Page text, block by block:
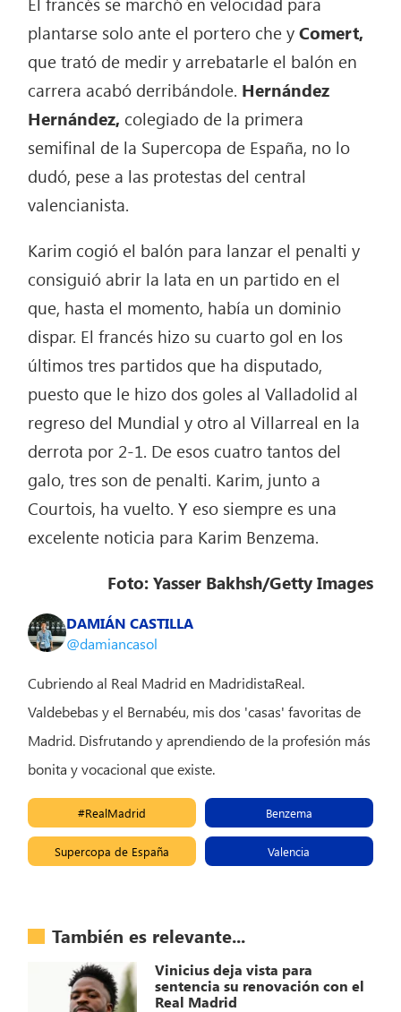
plantarse solo ante el portero che yComert,
que trató de medir y arrebatarle el balón en
carrera acabó derribándole. Hernández
Hernández, colegiado de la primera
semifinal de la Supercopa de España, no lo
dudó, pese a las protestas del central
valencianista.
Karim cogió el balón para lanzar el penalti y
consiguió abrir la lata en un partido en el
que, hasta el momento, había un dominio
dispar. El francés hizo su cuarto gol en los
últimos tres partidos que ha disputado,
puesto que le hizo dos goles al Valladolid al
regreso del Mundial y otro al Villarreal en la
derrota por 2-1. De esos cuatro tantos del
galo, tres son de penalti. Karim, junto a
Courtois, ha vuelto. Y eso siempre es una
excelente noticia para Karim Benzema.
Foto: Yasser Bakhsh/Getty Images
DAMIÁN CASTILLA
@damiancasol
Cubriendo al Real Madrid en MadridistaReal.
Valdebebas y el Bernabéu, mis dos 'casas' favoritas de
Madrid. Disfrutando y aprendiendo de la profesión más
bonita y vocacional que existe.
#RealMadrid Benzema
Supercopa de España Valencia
También es relevante...
Vinicius deja vista para
sentencia su renovación con el
Real Madrid